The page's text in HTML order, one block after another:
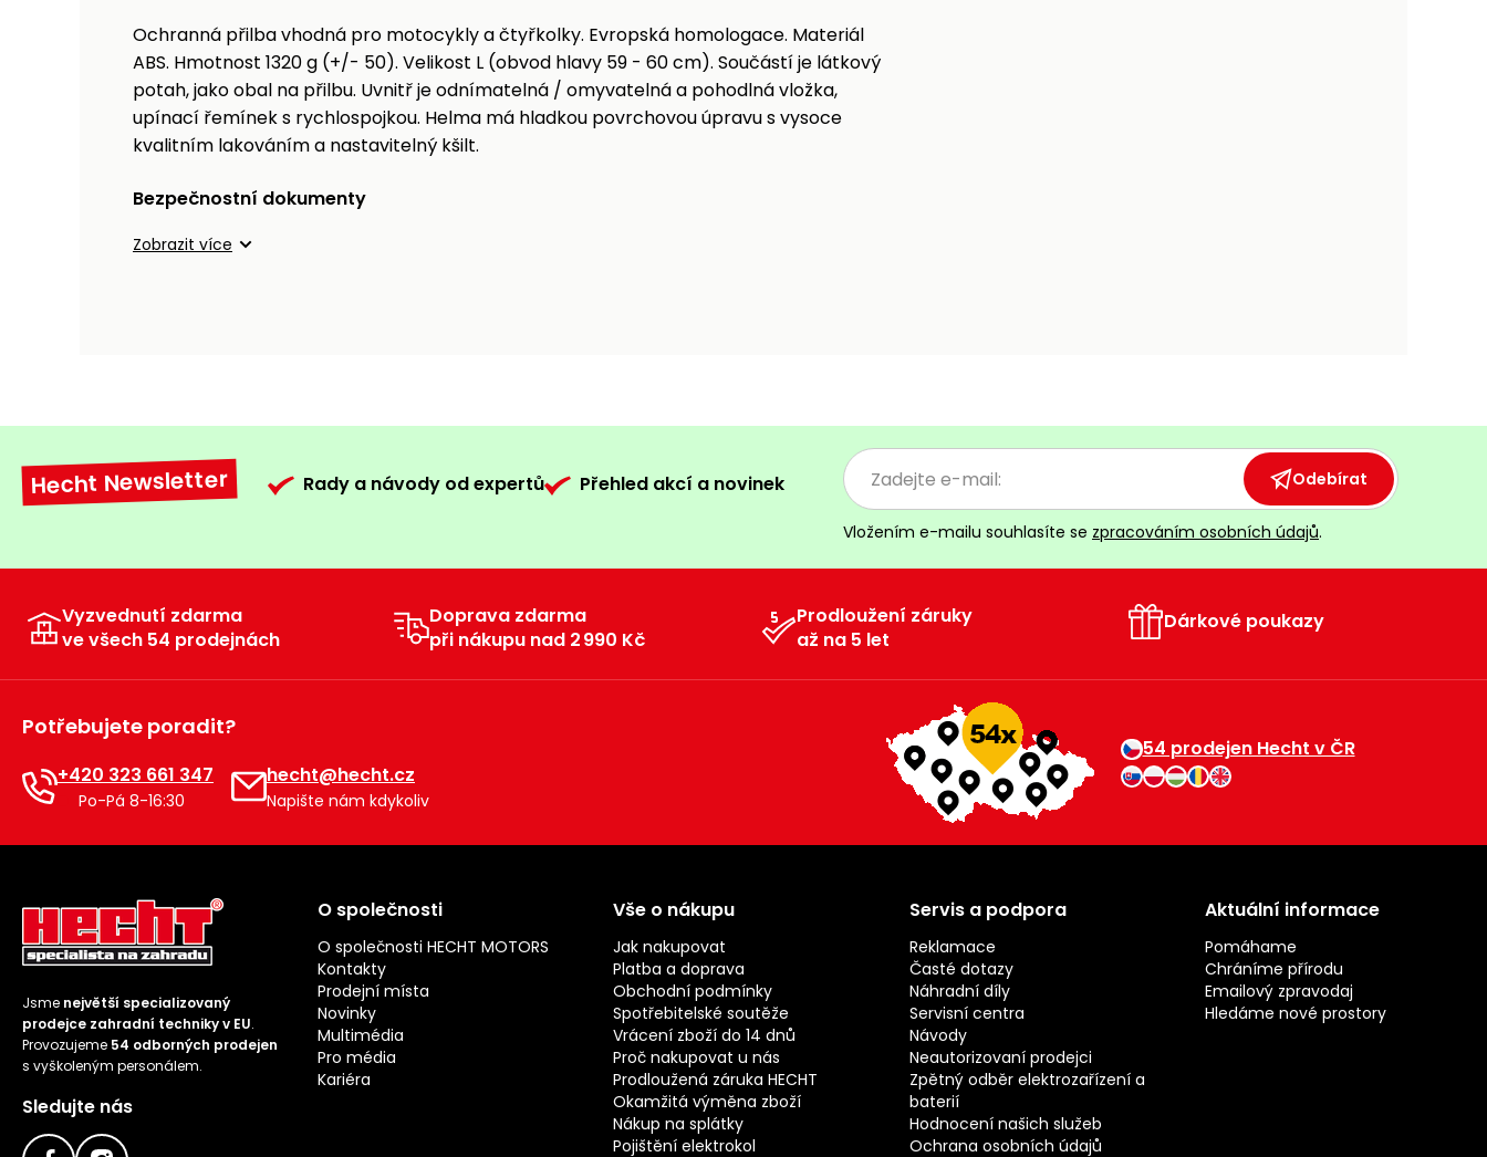
Ochranná přilba vhodná pro motocykly a čtyřkolky. Evropská homologace. Materiál
ABS. Hmotnost 1320 g (+/- 50). Velikost L (obvod hlavy 59 - 60 cm). Součástí je látkový
potah, jako obal na přilbu. Uvnitř je odnímatelná / omyvatelná a pohodlná vložka,
upínací řemínek s rychlospojkou. Helma má hladkou povrchovou úpravu s vysoce
kvalitním lakováním a nastavitelný kšilt.
Bezpečnostní dokumenty
Zobrazit více
Hecht Newsletter Rady a návody od expertů Přehled akcí a novinek Odebírat
Vložením e-mailu souhlasíte se zpracováním osobních údajů.
Vyzvednutí zdarma
ve všech 54 prodejnách
Doprava zdarma
při nákupu nad 2 990 Kč
Prodloužení záruky
až na 5 let
Dárkové poukazy
Potřebujete poradit?
+420 323 661 347
Po-Pá 8-16:30
hecht@hecht.cz
Napište nám kdykoliv
54 prodejen Hecht v ČR
Jsme největší specializovaný
prodejce zahradní techniky v EU.
Provozujeme 54 odborných prodejen
s vyškoleným personálem.
Sledujte nás
O společnosti
O společnosti HECHT MOTORS
Kontakty
Prodejní místa
Novinky
Multimédia
Pro média
Kariéra
Vše o nákupu
Jak nakupovat
Platba a doprava
Obchodní podmínky
Spotřebitelské soutěže
Vrácení zboží do 14 dnů
Proč nakupovat u nás
Prodloužená záruka HECHT
Okamžitá výměna zboží
Nákup na splátky
Pojištění elektrokol
Servis a podpora
Reklamace
Časté dotazy
Náhradní díly
Servisní centra
Návody
Neautorizovaní prodejci
Zpětný odběr elektrozařízení a
baterií
Hodnocení našich služeb
Ochrana osobních údajů
Aktuální informace
Pomáhame
Chráníme přírodu
Emailový zpravodaj
Hledáme nové prostory